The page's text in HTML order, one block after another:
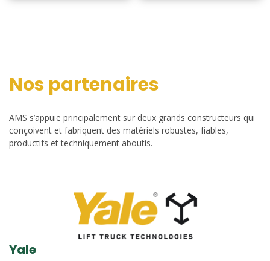
Nos partenaires
AMS s’appuie principalement sur deux grands constructeurs qui
conçoivent et fabriquent des matériels robustes, fiables,
productifs et techniquement aboutis.
Yale